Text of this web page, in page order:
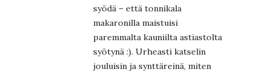
syödä – että tonnikala
makaronilla maistuisi
paremmalta kauniilta astiastolta
syötynä :). Urheasti katselin
jouluisin ja synttäreinä, miten